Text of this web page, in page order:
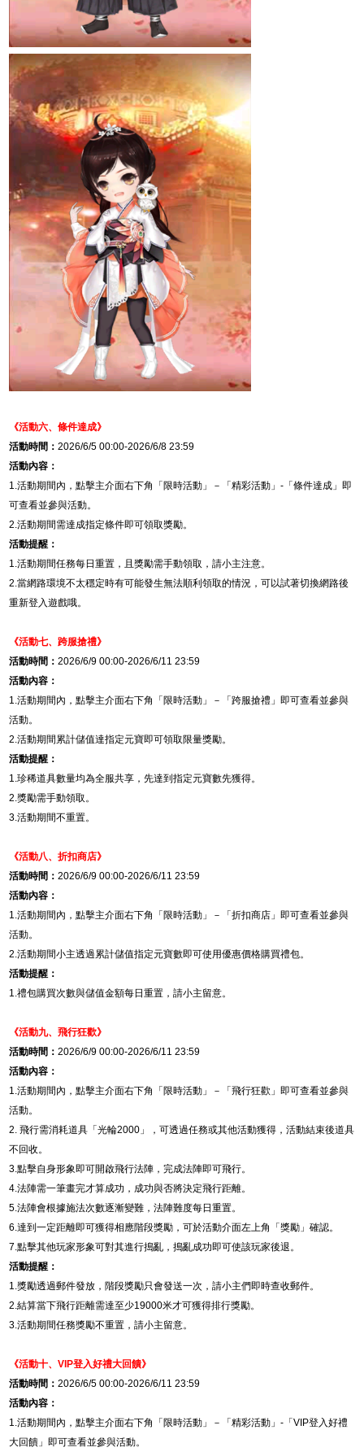
《活動六、條件達成》
活動時間：2026/6/5 00:00-2026/6/8 23:59
活動內容：
1.活動期間內，點擊主介面右下角「限時活動」－「精彩活動」- 「條件達成 」即
可查看並參與活動。
2.活動期間需達成指定條件即可領取獎勵。
活動提醒：
1.活動期間任務每日重置，且獎勵需手動領取，請小主注意。
2.當網路環境不太穩定時有可能發生無法順利領取的情況，可以試著切換網路後
重新登入遊戲哦。
《活動七、跨服搶禮》
活動時間：2026/6/9 00:00-2026/6/11 23:59
活動內容：
1.活動期間內，點擊主介面右下角「限時活動」－「跨服搶禮 」即可查看並參與
活動。
2.活動期間累計儲值達指定元寶即可領取限量獎勵。
活動提醒：
1.珍稀道具數量均為全服共享，先達到指定元寶數先獲得。
2.獎勵需手動領取。
3.活動期間不重置。
《活動八、折扣商店》
活動時間：2026/6/9 00:00-2026/6/11 23:59
活動內容：
1.活動期間內，點擊主介面右下角「限時活動」－「折扣商店 」即可查看並參與
活動。
2.活動期間小主透過累計儲值指定元寶數即可使用優惠價格購買禮包。
活動提醒：
1.禮包購買次數與儲值金額每日重置，請小主留意。
《活動九、飛行狂歡》
活動時間：2026/6/9 00:00-2026/6/11 23:59
活動內容：
1.活動期間內，點擊主介面右下角「限時活動」－「飛行狂歡」即可查看並參與
活動。
2.飛行需消耗道具「光輪2000 」，可透過任務或其他活動獲得，活動結束後道具
不回收。
3.點擊自身形象即可開啟飛行法陣，完成法陣即可飛行。
4.法陣需一筆畫完才算成功，成功與否將決定飛行距離。
5.法陣會根據施法次數逐漸變難，法陣難度每日重置。
6.達到一定距離即可獲得相應階段獎勵，可於活動介面左上角「獎勵」確認。
7.點擊其他玩家形象可對其進行搗亂，搗亂成功即可使該玩家後退。
活動提醒：
1.獎勵透過郵件發放，階段獎勵只會發送一次，請小主們即時查收郵件。
2.結算當下飛行距離需達至少19000米才可獲得排行獎勵。
3.活動期間任務獎勵不重置，請小主留意。
《活動十、VIP登入好禮大回饋》
活動時間：2026/6/5 00:00-2026/6/11 23:59
活動內容：
1.活動期間內，點擊主介面右下角「限時活動」－「精彩活動」- 「VIP登入好禮
大回饋」即可查看並參與活動。